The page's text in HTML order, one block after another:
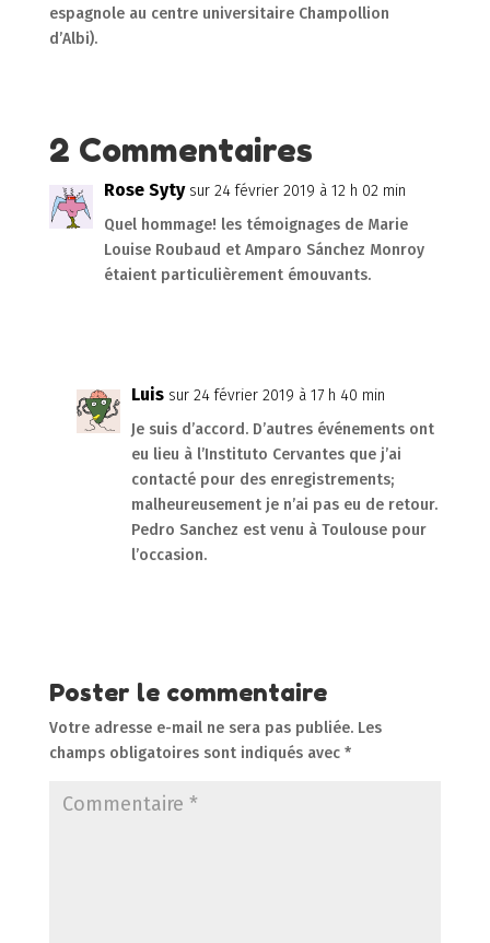
espagnole au centre universitaire Champollion
d’Albi).
2 Commentaires
Rose Syty sur 24 février 2019 à 12 h 02 min
Quel hommage! les témoignages de Marie
Louise Roubaud et Amparo Sánchez Monroy
étaient particulièrement émouvants.
Luis sur 24 février 2019 à 17 h 40 min
Je suis d’accord. D’autres événements ont
eu lieu à l’Instituto Cervantes que j’ai
contacté pour des enregistrements;
malheureusement je n’ai pas eu de retour.
Pedro Sanchez est venu à Toulouse pour
l’occasion.
Poster le commentaire
Votre adresse e-mail ne sera pas publiée. Les
champs obligatoires sont indiqués avec *